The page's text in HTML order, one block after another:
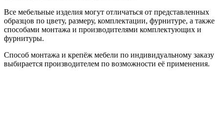
Все мебельные изделия могут отличаться от представленных
образцов по цвету, размеру, комплектации, фурнитуре, а также
способами монтажа и производителями комплектующих и
фурнитуры.
Способ монтажа и крепёж мебели по индивидуальному заказу
выбирается производителем по возможности её применения.